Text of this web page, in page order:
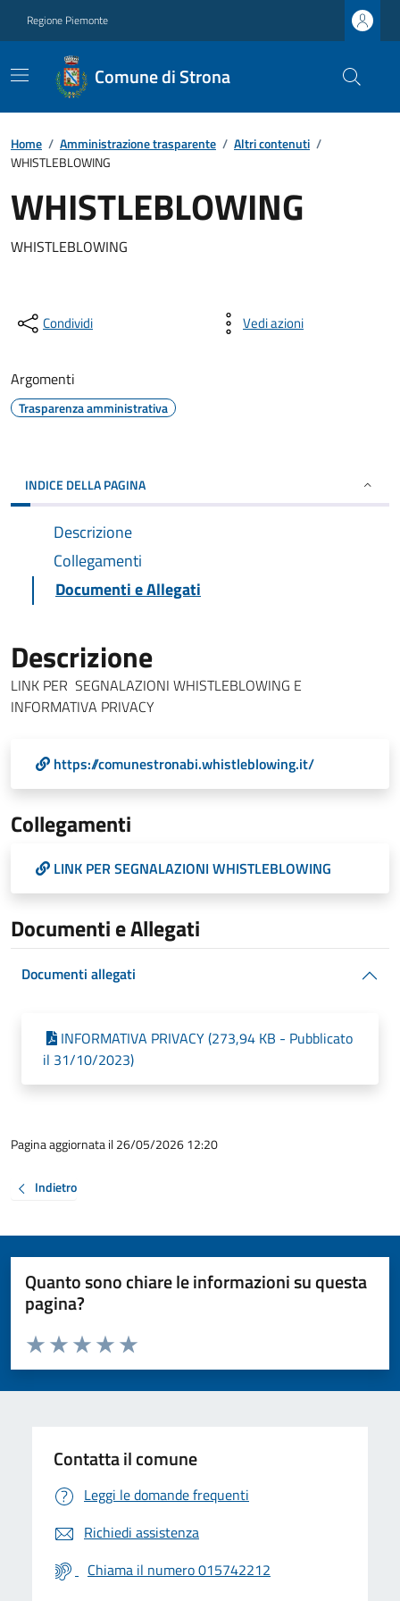
Regione Piemonte
Comune di Strona
Home / Amministrazione trasparente / Altri contenuti /
WHISTLEBLOWING
WHISTLEBLOWING
WHISTLEBLOWING
Condividi Vedi azioni
Argomenti
Trasparenza amministrativa
INDICE DELLA PAGINA
Descrizione
Collegamenti
Documenti e Allegati
Descrizione
LINK PER SEGNALAZIONI WHISTLEBLOWING E
INFORMATIVA PRIVACY
https://comunestronabi.whistleblowing.it/
Collegamenti
LINK PER SEGNALAZIONI WHISTLEBLOWING
Documenti e Allegati
Documenti allegati
INFORMATIVA PRIVACY (273,94 KB - Pubblicato
il 31/10/2023)
Pagina aggiornata il 26/05/2026 12:20
Indietro
Quanto sono chiare le informazioni su questa
pagina?
Valuta da 1 a 5 stelle la pagina
Valuta 5 stelle su 5
Valuta 4 stelle su 5
Valuta 3 stelle su 5
Valuta 2 stelle su 5
Valuta 1 stelle su 5
Contatta il comune
Leggi le domande frequenti
Richiedi assistenza
Chiama il numero 015742212